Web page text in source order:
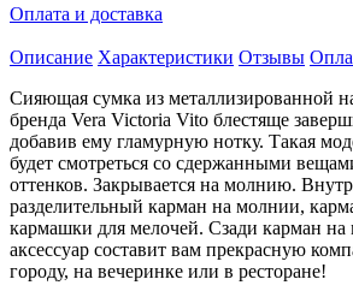
Оплата и доставка
Описание Характеристики Отзывы
Сияющая сумка из металлизированной
бренда Vera Victoria Vito блестяще
добавив ему гламурную нотку. Такая
будет смотреться со сдержанными
оттенков. Закрывается на молнию.
разделительный карман на молнии,
кармашки для мелочей. Сзади карман
аксессуар составит вам прекрасную
городу, на вечеринке или в ресторане!